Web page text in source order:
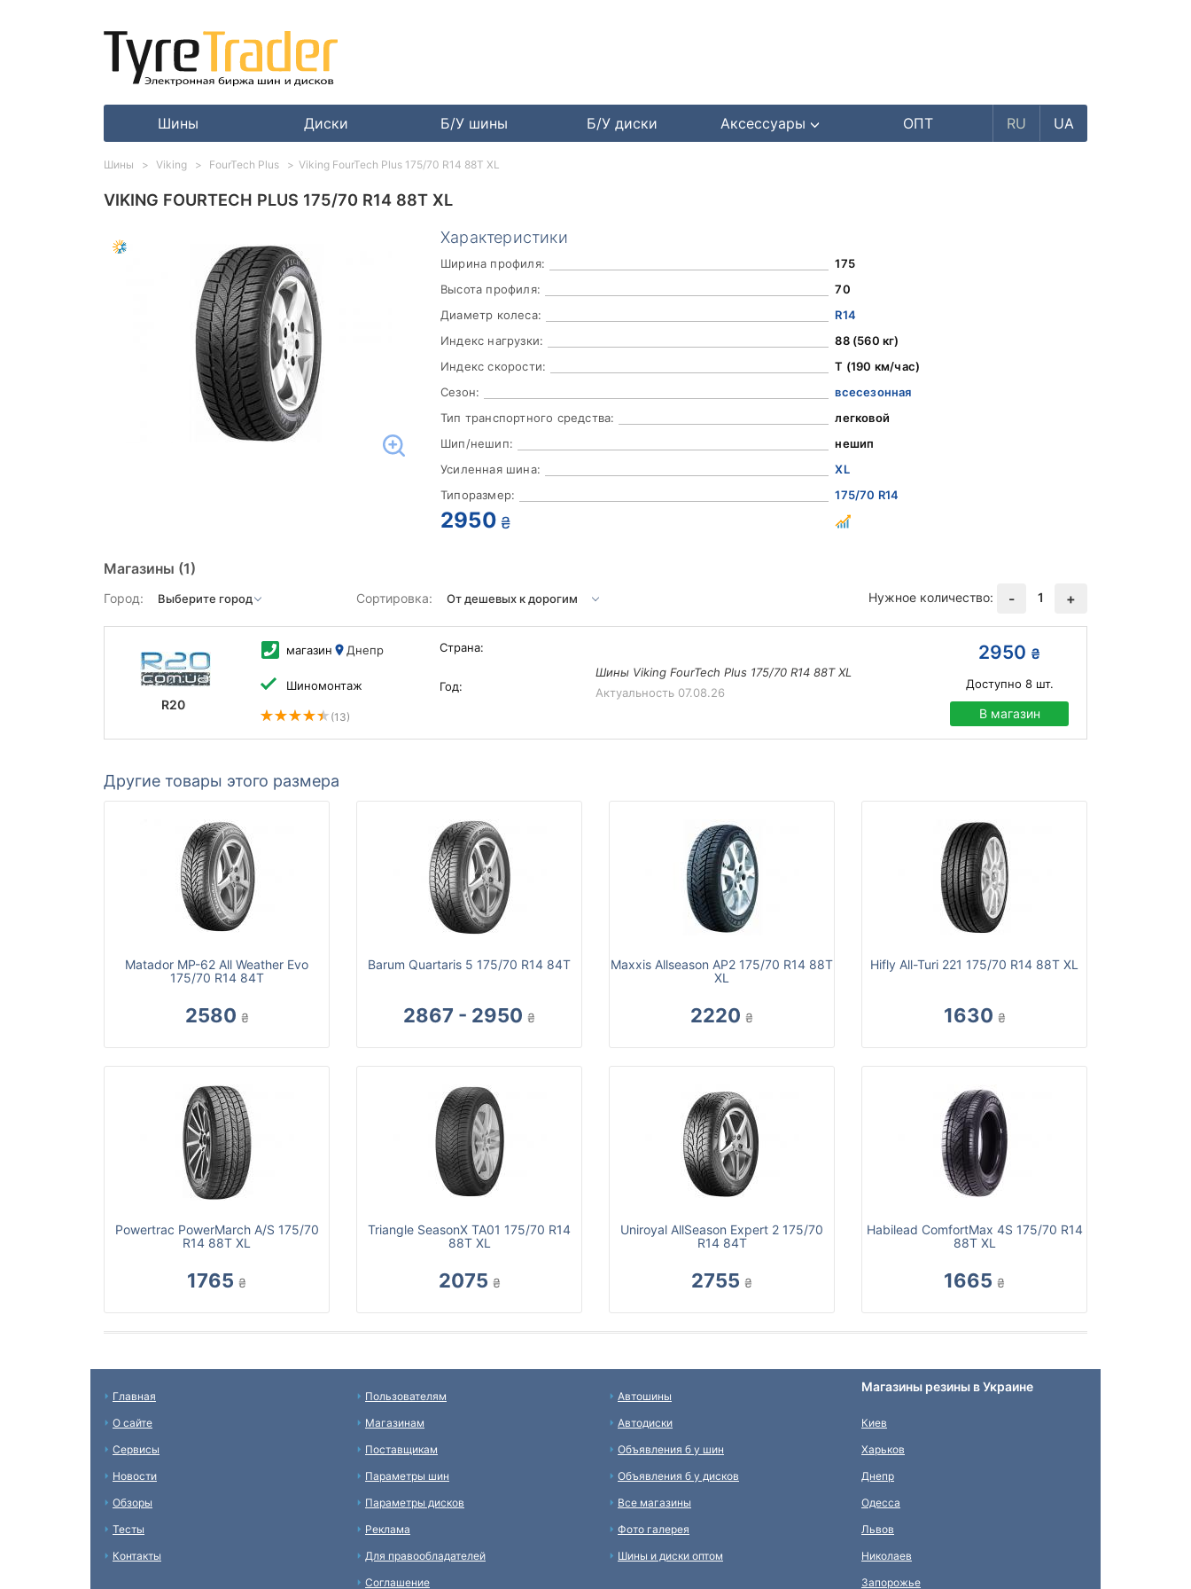
Шины Диски Б/У шины Б/У диски Аксессуары ОПТ RU UA
VIKING FOURTECH PLUS 175/70 R14 88T XL
Характеристики
Ширина профиля:
175
Высота профиля:
70
Диаметр колеса:
R14
Индекс нагрузки:
88 (560 кг)
Индекс скорости:
T (190 км/час)
Сезон:
всесезонная
Тип транспортного средства:
легковой
Шип/нешип:
нешип
Усиленная шина:
XL
Типоразмер:
175/70 R14
2950 ₴
Магазины (1)
Город: Сортировка: Нужное количество: - 1 +
R20
магазин Днепр
Шиномонтаж
(13)
Страна:
Год:
Шины Viking FourTech Plus 175/70 R14 88T XL
Актуальность 07.08.26
2950 ₴
Доступно 8шт.
В магазин
Другие товары этого размера
Matador MP-62 All Weather Evo
175/70 R14 84T
2580 ₴
Barum Quartaris 5 175/70 R14 84T
2867 - 2950 ₴
Maxxis Allseason AP2 175/70 R14 88T
XL
2220 ₴
Hifly All-Turi 221 175/70 R14 88T XL
1630 ₴
Powertrac PowerMarch A/S 175/70
R14 88T XL
1765 ₴
Triangle SeasonX TA01 175/70 R14
88T XL
2075 ₴
Uniroyal AllSeason Expert 2 175/70
R14 84T
2755 ₴
Habilead ComfortMax 4S 175/70 R14
88T XL
1665 ₴
Шины Viking FourTech Plus Viking FourTech Plus 175/70 R14 88T XL
Главная
О сайте
Сервисы
Новости
Обзоры
Тесты
Контакты
Пользователям
Магазинам
Поставщикам
Параметры шин
Параметры дисков
Реклама
Для правообладателей
Соглашение
Автошины
Автодиски
Объявления б у шин
Объявления б у дисков
Все магазины
Фото галерея
Шины и диски оптом
Магазины резины в Украине
Киев
Харьков
Днепр
Одесса
Львов
Николаев
Запорожье